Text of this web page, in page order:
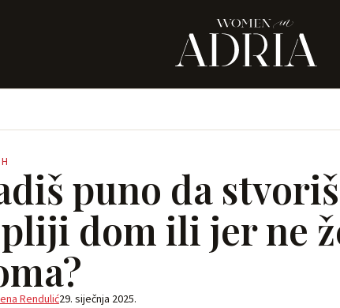
puno da
dom ili jer ne
Rendulić29. siječnja 2025.